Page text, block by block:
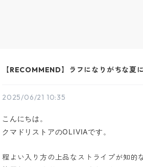
【RECOMMEND】ラフになりがちな夏
2025/06/21 10:35
こんにちは。
クマドリストアのOLIVIAです。
程よい入り方の上品なストライプが知的